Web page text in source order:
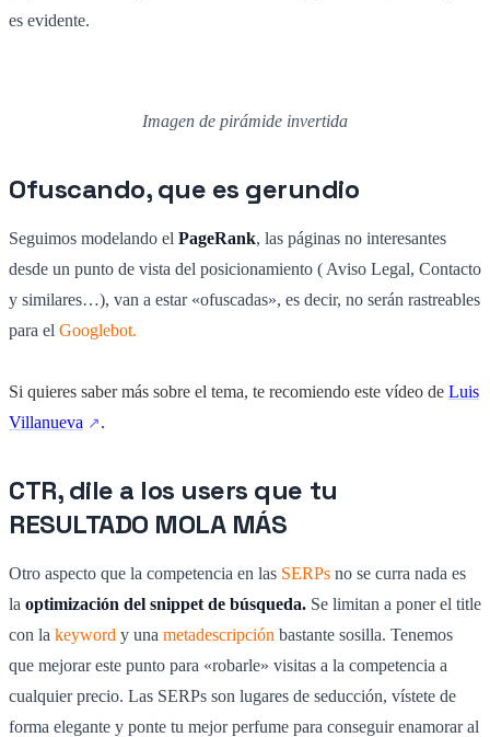
es evidente.
Imagen de pirámide invertida
Ofuscando, que es gerundio
Seguimos modelando el PageRank, las páginas no interesantes
desde un punto de vista del posicionamiento ( Aviso Legal, Contacto
y similares…), van a estar «ofuscadas», es decir, no serán rastreables
para el Googlebot.
Si quieres saber más sobre el tema, te recomiendo este vídeo de Luis
Villanueva
.
CTR, dile a los users que tu
RESULTADO MOLA MÁS
Otro aspecto que la competencia en las SERPs no se curra nada es
la optimización del snippet de búsqueda. Se limitan a poner el title
con la keyword y una metadescripción bastante sosilla. Tenemos
que mejorar este punto para «robarle» visitas a la competencia a
cualquier precio. Las SERPs son lugares de seducción, vístete de
forma elegante y ponte tu mejor perfume para conseguir enamorar al